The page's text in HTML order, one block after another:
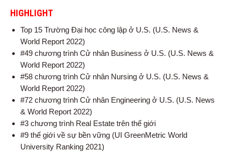
HIGHLIGHT
Top 15 Trường Đại học công lập ở U.S. (U.S. News &
World Report 2022)
#49 chương trình Cử nhân Business ở U.S. (U.S. News &
World Report 2022)
#58 chương trình Cử nhân Nursing ở U.S. (U.S. News &
World Report 2022)
#72 chương trình Cử nhân Engineering ở U.S. (U.S. News
& World Report 2022)
#3 chương trình Real Estate trên thế giới
#9 thế giới về sự bền vững (UI GreenMetric World
University Ranking 2021)